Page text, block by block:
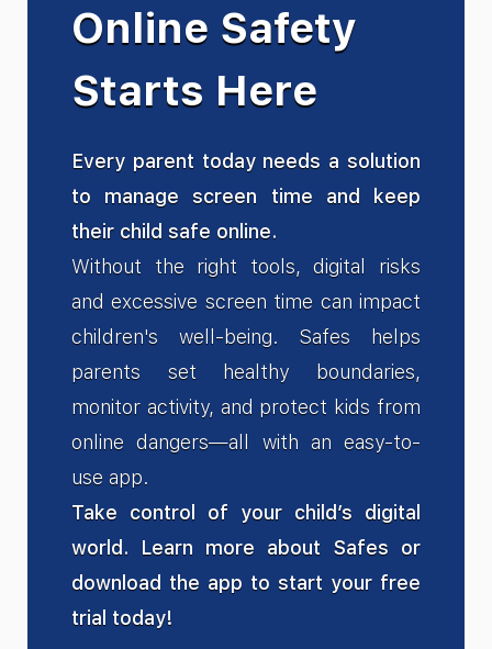
Online Safety
Starts Here
Every parent today needs a solution
to manage screen time and keep
their child safe online.
Without the right tools, digital risks
and excessive screen time can impact
children's well-being. Safes helps
parents set healthy boundaries,
monitor activity, and protect kids from
online dangers—all with an easy-to-
use app.
Take control of your child’s digital
world. Learn more about Safes or
download the app to start your free
trial today!